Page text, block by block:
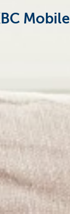
Mobile